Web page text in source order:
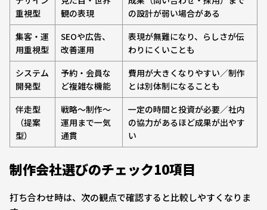
重視型
観の表現
の設計が弱い場合がある
集客・運
用重視型
SEOや広告、
改善運用
表現が無難になり、らしさが伝
わりにくいことも
システム
開発型
予約・会員な
ど複雑な機能
費用が大きくなりやすい／制作
とは別体制になることも
伴走型
（提案
型）
戦略〜制作〜
運用まで一気
通貫
一定の時間と投資が必要／社内
の協力があるほど成果が出やす
い
制作会社選びのチェック10項目
打ち合わせ時は、次の観点で確認すると比較しやすくなりま